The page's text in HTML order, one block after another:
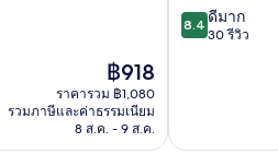
ราคา
ปัจจุบัน
คือ
฿918
฿918
ราคารวม ฿1,080
รวมภาษีและค่าธรรมเนียม
8 ส.ค. - 9 ส.ค.
8.4
จาก
8.4 ดีมาก
30 รีวิว